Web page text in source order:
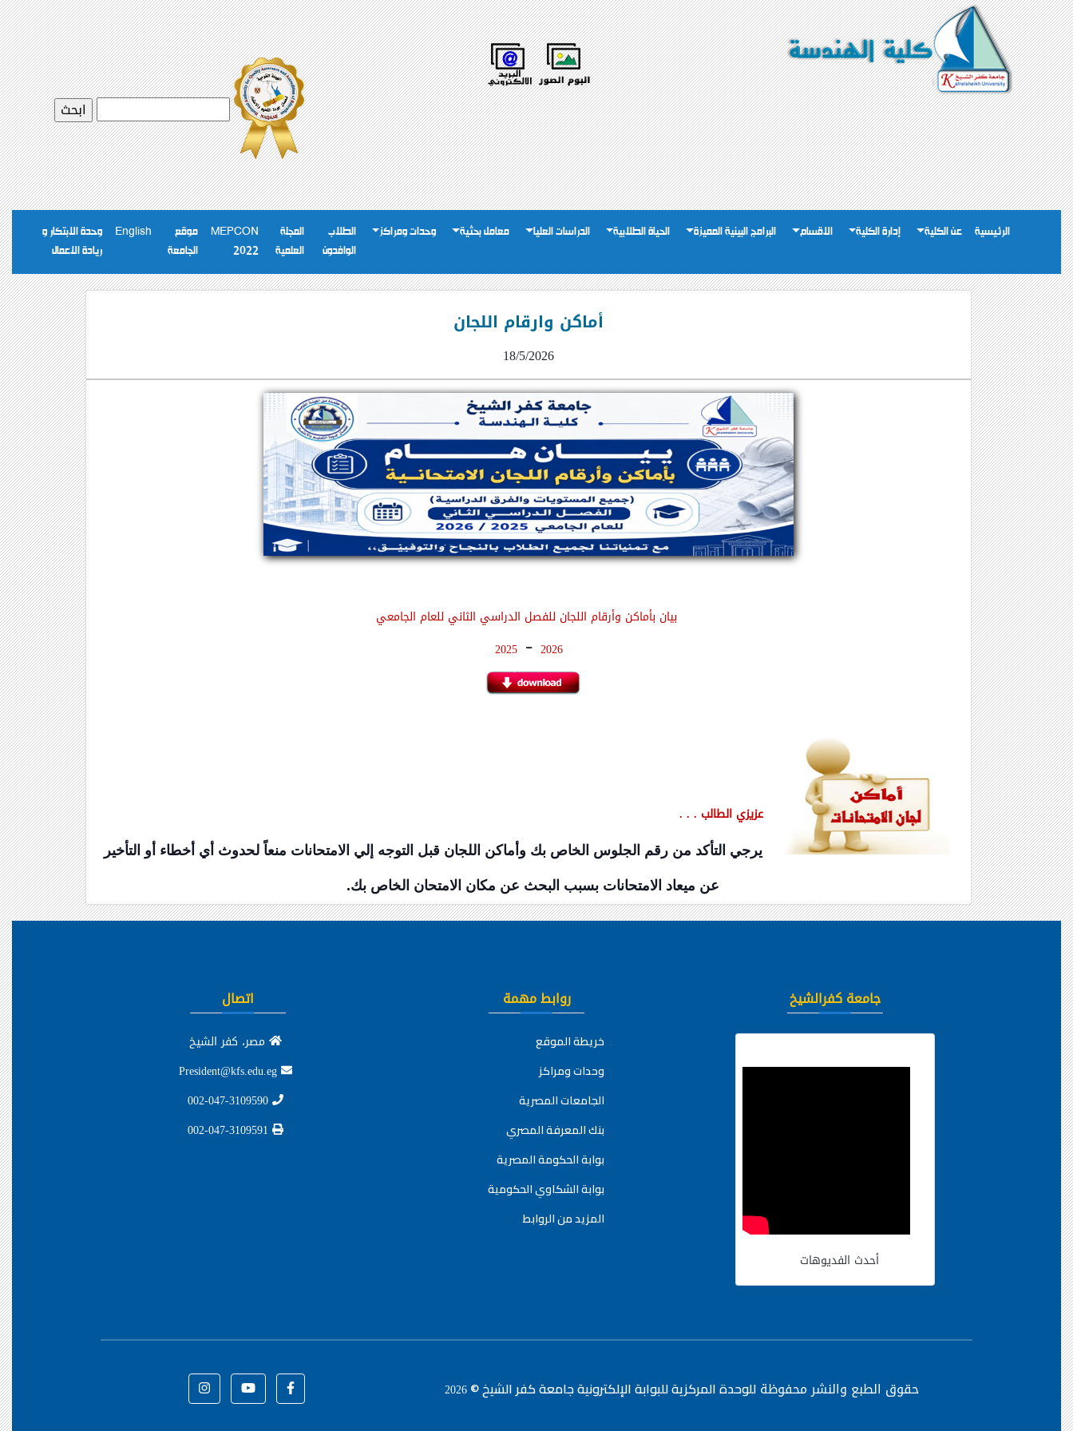
الرئيسية عن الكلية إدارة الكلية الاقسام البرامج البينية المميزة الحياة الطلابية الدراسات العليا معامل بحثية وحدات ومراكز
الطلاب
الوافدون
المجلة
العلمية
MEPCON
2022
موقع
الجامعة
English
وحدة الابتكار و
ريادة الاعمال
أماكن وارقام اللجان
18/5/2026
2025- 2026
عزيزي الطالب . . .
يرجي التأكد من رقم الجلوس الخاص بك وأماكن اللجان قبل التوجه إلي الامتحانات منعاً لحدوث أي أخطاء أو التأخير
عن ميعاد الامتحانات بسبب البحث عن مكان الامتحان الخاص بك.
جامعة كفرالشيخ
أحدث الفديوهات
روابط مهمة
خريطة الموقع
وحدات ومراكز
الجامعات المصرية
بنك المعرفة المصري
بوابة الحكومة المصرية
بوابة الشكاوي الحكومية
المزيد من الروابط
اتصال
مصر، كفر الشيخ
حقوق الطبع والنشر محفوظةللوحدة المركزية للبوابة الإلكترونية جامعة كفر الشيخ ©2026